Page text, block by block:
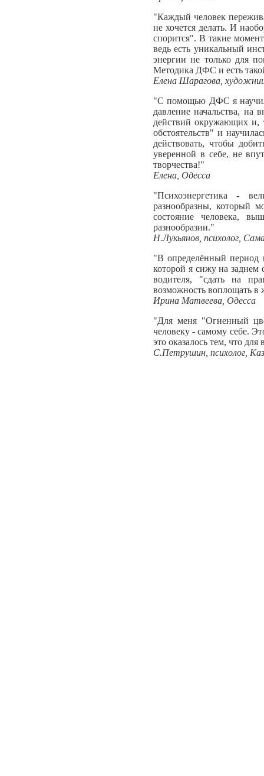
"Каждый человек
не хочется делать. И
спорится". В такие
ведь есть уникальный
энергии не только для
Методика ДФС и есть
Елена Шарагова,
"С помощью ДФС я
давление начальства, на
действий окружающих и,
обстоятельств" и
действовать, чтобы
уверенной в себе, не
творчества!"
Елена, Одесса
"Психоэнергетика -
разнообразны, который
состояние человека,
разнообразии."
Н.Лукьянов, психолог,
"В определённый период
которой я сижу на
водителя, "сдать на
возможность воплощать
Ирина Матвеева, Одесса
"Для меня "Огненный
человеку - самому себе.
это оказалось тем, что
С.Петрушин, психолог,